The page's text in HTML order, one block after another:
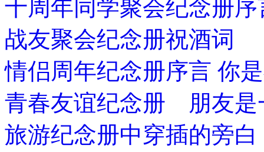
十周年同学聚会纪念册序
战友聚会纪念册祝酒词
情侣周年纪念册序言 你
青春友谊纪念册 朋友是
旅游纪念册中穿插的旁白